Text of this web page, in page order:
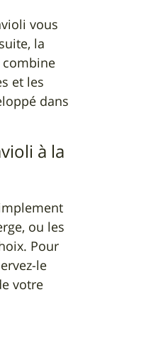
vous
la
combine
et les
dans
à la
ou les
Pour
le
votre